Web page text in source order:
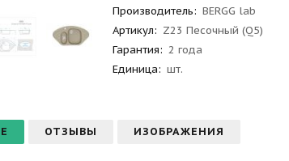
Производитель: BERGG lab
Артикул: Z23 Песочный (Q5)
Гарантия: 2 года
Единица: шт.
ОТЗЫВЫ ИЗОБРАЖЕНИЯ